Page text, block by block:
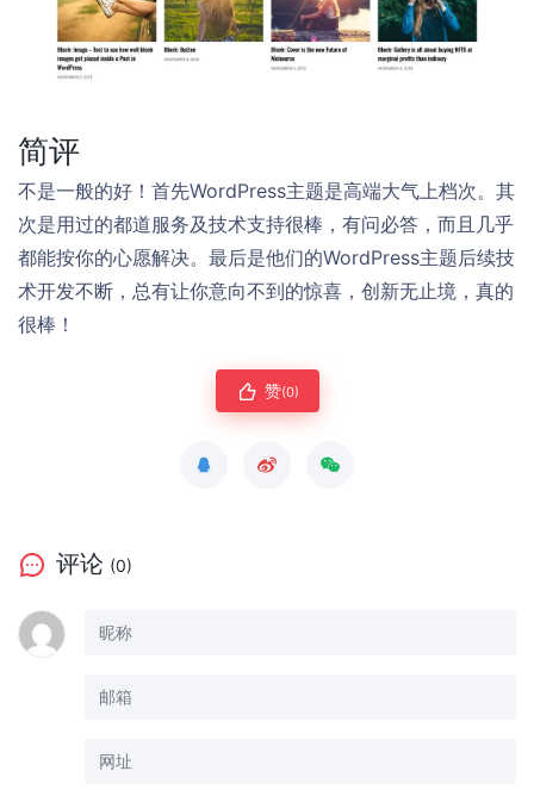
简评
不是一般的好！首先WordPress主题是高端大气上档次。其
次是用过的都道服务及技术支持很棒，有问必答，而且几乎
都能按你的心愿解决。最后是他们的WordPress主题后续技
术开发不断，总有让你意向不到的惊喜，创新无止境，真的
很棒！
赞(0)
评论 (0)